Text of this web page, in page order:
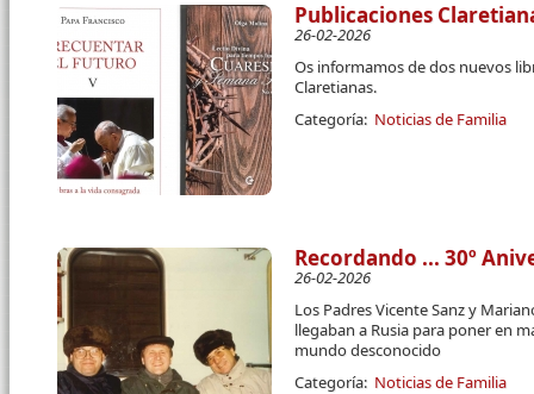
Publicaciones
26-02-2026
Os informamos de dos nuevos
Claretianas.
Categoría: Noticias de Familia
Recordando ... 30º
26-02-2026
Los Padres Vicente Sanz y
llegaban a Rusia para poner en
mundo desconocido
Categoría: Noticias de Familia